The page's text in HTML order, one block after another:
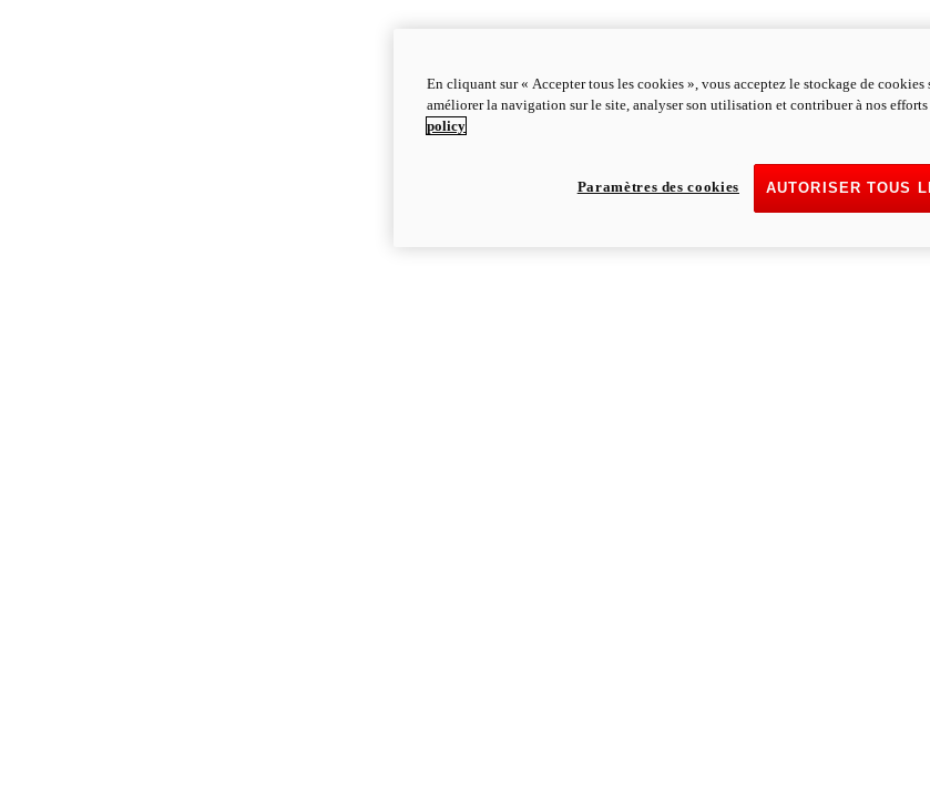
En cliquant sur « Accepter tous les cookies », vous acceptez le stockage de
améliorer la navigation sur le site, analyser son utilisation et contribuer à nos
policy
AUTORISER TOUS
Paramètres des cookies